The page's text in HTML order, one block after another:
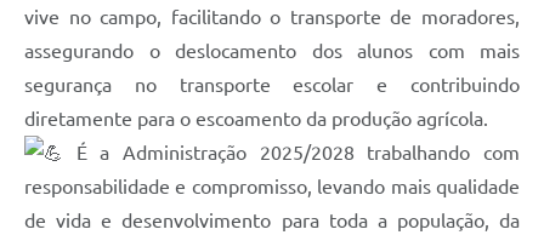
vive no campo, facilitando o transporte de moradores,
assegurando o deslocamento dos alunos com mais
segurança no transporte escolar e contribuindo
diretamente para o escoamento da produção agrícola.
É a Administração 2025/2028 trabalhando com
responsabilidade e compromisso, levando mais qualidade
de vida e desenvolvimento para toda a população, da